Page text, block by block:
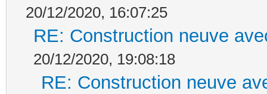
20/12/2020, 16:07:25
RE: Construction neuve
20/12/2020, 19:08:18
RE: Construction neuve